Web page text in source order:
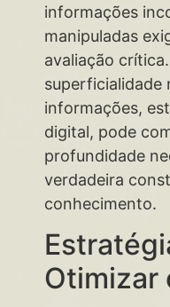
informações
manipuladas
avaliação
superficialidade
informações,
digital, pode
profundidade
verdadeira
conhecimento.
Otimizar